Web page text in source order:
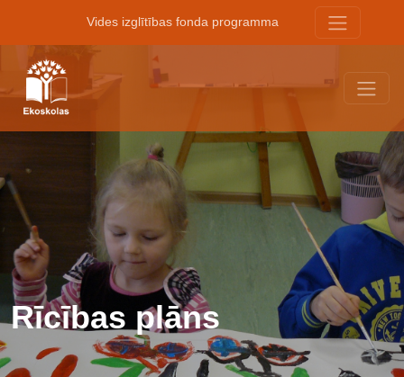
Vides izglītības fonda programma
Rīcības plāns